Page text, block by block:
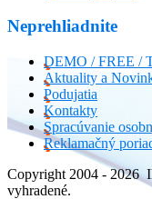
Neprehliadnite
DEMO / FREE /
Aktuality a
Podujatia
Kontakty
Spracúvanie
Reklamačný
Copyright 2004 - 2026
vyhradené.